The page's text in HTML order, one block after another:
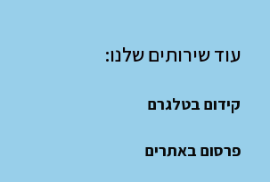
עוד שירותים שלנו:
קידום בטלגרם
פרסום באתרים